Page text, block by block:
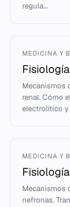
regula...
MEDICINA Y
Mecanismos
renal. Cómo
electrolítico y
MEDICINA Y
Mecanismos
nefronas.